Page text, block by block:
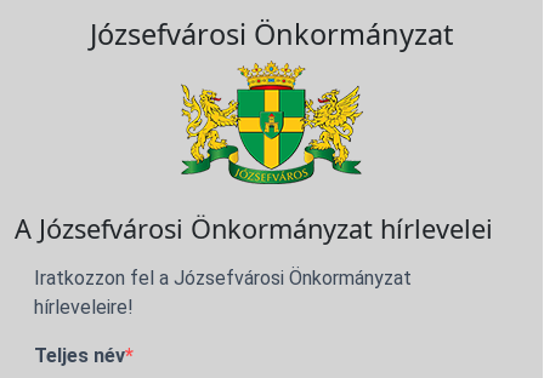
Józsefvárosi Önkormányzat
A Józsefvárosi Önkormányzat hírlevelei
Iratkozzon fel a Józsefvárosi Önkormányzat
hírleveleire!
Teljes név